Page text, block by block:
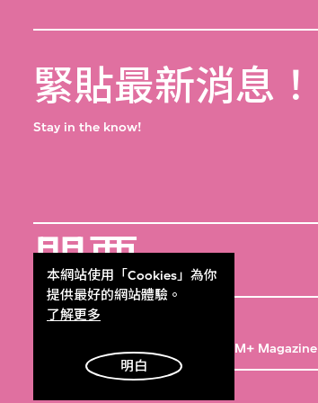
本網站使用「Cookies」為你
提供最好的網站體驗。
了解更多
明白
緊貼最新消息！
Stay in the know!
門票 Get Tickets
M+雜誌 M+ Magazine